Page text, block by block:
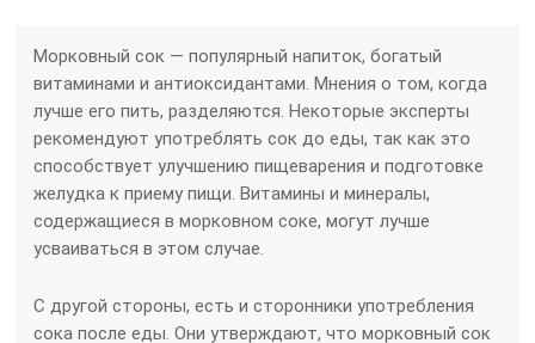
Морковный сок — популярный напиток, богатый
витаминами и антиоксидантами. Мнения о том, когда
лучше его пить, разделяются. Некоторые эксперты
рекомендуют употреблять сок до еды, так как это
способствует улучшению пищеварения и подготовке
желудка к приему пищи. Витамины и минералы,
содержащиеся в морковном соке, могут лучше
усваиваться в этом случае.
С другой стороны, есть и сторонники употребления
сока после еды. Они утверждают, что морковный сок